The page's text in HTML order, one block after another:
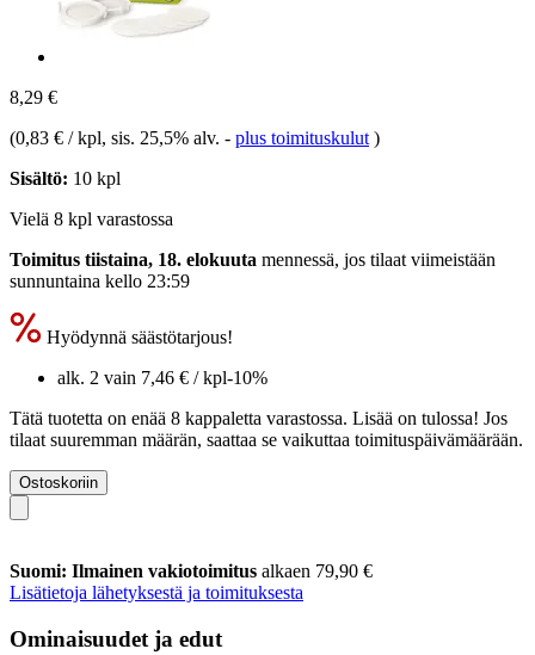
8,29 €
(0,83 € / kpl, sis. 25,5% alv. - plus toimituskulut )
Sisältö: 10 kpl
Vielä 8 kpl varastossa
Toimitus tiistaina, 18. elokuuta mennessä, jos tilaat viimeistään
sunnuntaina kello 23:59
Hyödynnä säästötarjous!
alk. 2 vain 7,46 € / kpl-10%
Tätä tuotetta on enää 8 kappaletta varastossa. Lisää on tulossa! Jos
tilaat suuremman määrän, saattaa se vaikuttaa toimituspäivämäärään.
Ostoskoriin
Suomi: Ilmainen vakiotoimitus alkaen 79,90 €
Lisätietoja lähetyksestä ja toimituksesta
Ominaisuudet ja edut